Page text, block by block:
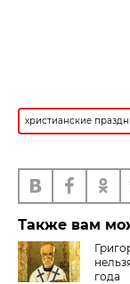
христианские
Также вам
года